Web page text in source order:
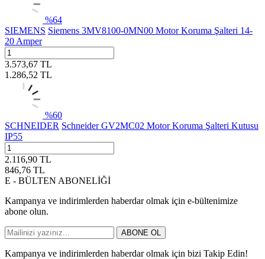
%64
SIEMENS Siemens 3MV8100-0MN00 Motor Koruma Şalteri 14-
20 Amper
3.573,67 TL
1.286,52 TL
%60
SCHNEIDER Schneider GV2MC02 Motor Koruma Şalteri Kutusu
IP55
2.116,90 TL
846,76 TL
E - BÜLTEN ABONELİĞİ
Kampanya ve indirimlerden haberdar olmak için e-bültenimize
abone olun.
ABONE OL
Kampanya ve indirimlerden haberdar olmak için bizi Takip Edin!